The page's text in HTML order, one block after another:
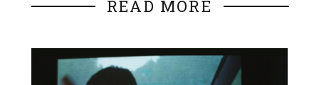
READ MORE